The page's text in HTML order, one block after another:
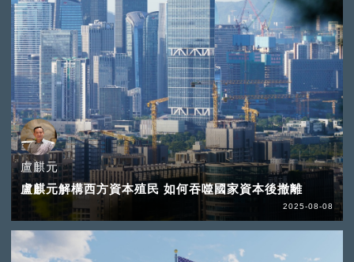
盧麒元
盧麒元解構西方資本殖民 如何吞噬國家資本後撤離
2025-08-08